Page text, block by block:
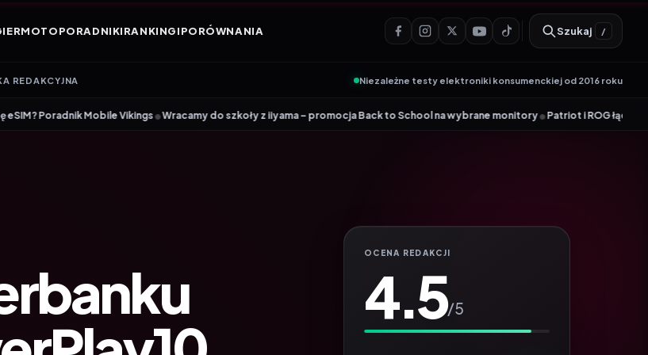
MOTOPORADNIKIRANKINGIPORÓWNANIA Szukaj /
REDAKCYJNA Niezależne testy elektroniki konsumenckiej od 2016 roku
Vikings•Wracamy do szkoły z iiyama – promocja Back to School na wybrane monitory•Patriot i ROG łączą siły. Viper Steel 5
OCENA REDAKCJI
4.5/5